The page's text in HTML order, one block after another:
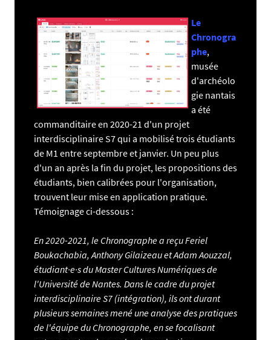
Le
Chronogra
phe,
musée
d'archéolo
gie nantais
a été
commanditaire en 2020-21 d'un projet
interdisciplinaire S7 qui a mobilisé trois étudiants
de M1 entre septembre et janvier. Un peu plus
d'un an après la fin du projet, les propositions des
étudiants, bien calibrées pour l'organisation,
trouvent leur mise en application pratique.
Témoignage ci-dessous :
En 2020-2021, le Chronographe a reçu Feriel
Boukachabia, Anthony Gilaizeau et Adam Aouzzal,
étudiant·e·s du Master Cultures Numériques de
l'Université de Nantes. Dans le cadre du projet
interdisciplinaire S7 (intégration), ils ont durant
plusieurs semaines mené une analyse des pratiques
de l'équipe du Chronographe, en se focalisant